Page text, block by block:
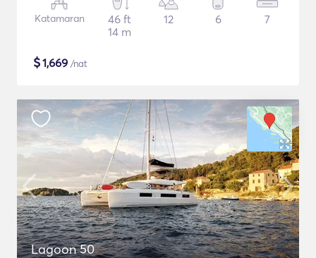
Katamaran
46 ft
14 m
12 6 7
$1,669 /nat
Lagoon 50